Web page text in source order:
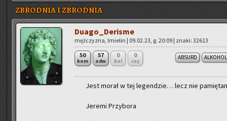
ZBRODNIA I ZBRODNIA
Du­ago­_De­ri­sme
męż­czy­zna, Imie­lin | 09.02.23, g. 20:09 | znaki: 32613
50
kom
57
odw
0
kol
0
czy
ABSURD ALKOHOL
Jest morał w tej le­gen­dzie… lecz nie
Je­re­mi Przy­bo­ra